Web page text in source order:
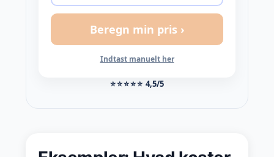
Beregn min pris ›
Indtast manuelt her
⭐⭐⭐⭐⭐ 4,5/5